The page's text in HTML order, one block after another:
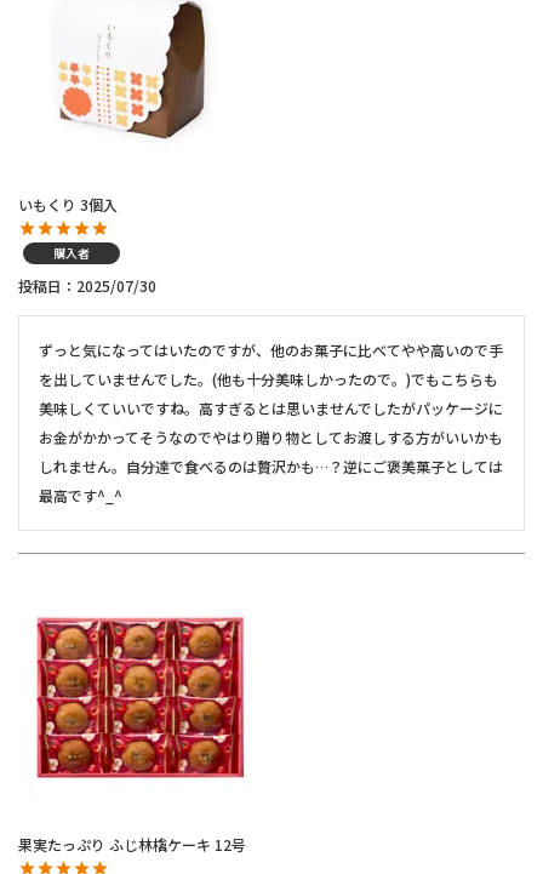
いもくり 3個入
購入者
投稿日 2025/07/30
ずっと気になってはいたのですが、他のお菓子に比べてやや高いので手
を出していませんでした。(他も十分美味しかったので。)でもこちらも
美味しくていいですね。高すぎるとは思いませんでしたがパッケージに
お金がかかってそうなのでやはり贈り物としてお渡しする方がいいかも
しれません。自分達で食べるのは贅沢かも…？逆にご褒美菓子としては
最高です^_^
果実たっぷり ふじ林檎ケーキ 12号